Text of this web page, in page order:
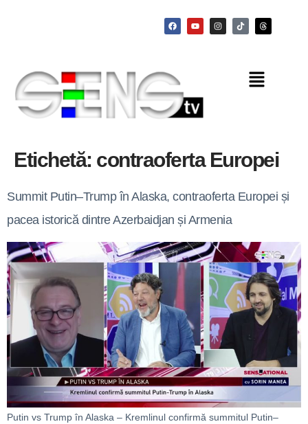
Etichetă: contraoferta Europei
Summit Putin–Trump în Alaska, contraoferta Europei și
pacea istorică dintre Azerbaidjan și Armenia
Putin vs Trump în Alaska – Kremlinul confirmă summitul Putin–